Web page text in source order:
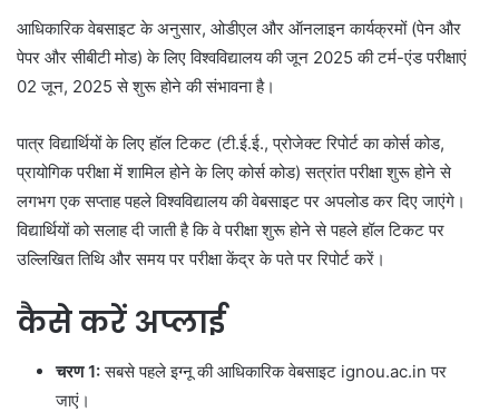
आधिकारिक वेबसाइट के अनुसार, ओडीएल और ऑनलाइन कार्यक्रमों (पेन और
पेपर और सीबीटी मोड) के लिए विश्वविद्यालय की जून 2025 की टर्म-एंड परीक्षाएं
02 जून, 2025 से शुरू होने की संभावना है।
पात्र विद्यार्थियों के लिए हॉल टिकट (टी.ई.ई., प्रोजेक्ट रिपोर्ट का कोर्स कोड,
प्रायोगिक परीक्षा में शामिल होने के लिए कोर्स कोड) सत्रांत परीक्षा शुरू होने से
लगभग एक सप्ताह पहले विश्वविद्यालय की वेबसाइट पर अपलोड कर दिए जाएंगे।
विद्यार्थियों को सलाह दी जाती है कि वे परीक्षा शुरू होने से पहले हॉल टिकट पर
उल्लिखित तिथि और समय पर परीक्षा केंद्र के पते पर रिपोर्ट करें।
कैसे करें अप्लाई
चरण 1:सबसे पहले इग्नू की आधिकारिक वेबसाइट ignou.ac.in पर
जाएं।